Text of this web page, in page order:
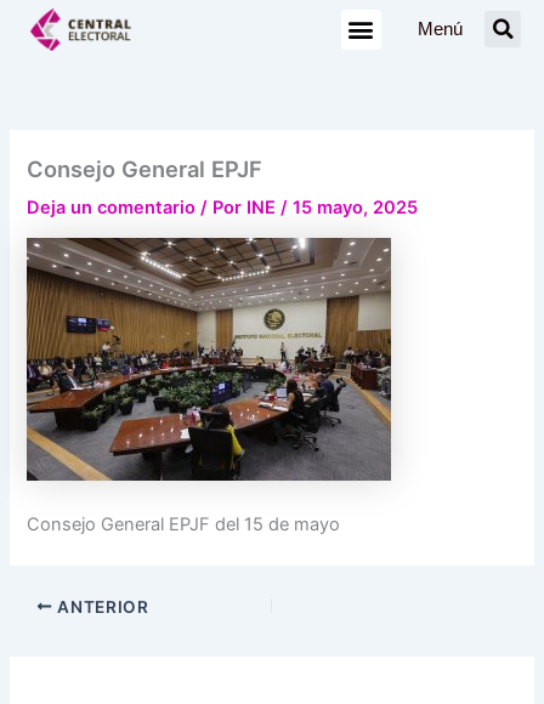
Menú
Consejo General EPJF
Deja un comentario / Por INE/15 mayo, 2025
Consejo General EPJF del 15 de mayo
ANTERIOR